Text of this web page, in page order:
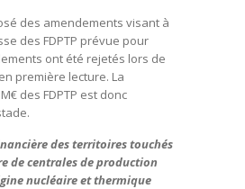
des amendements visant à
des FDPTP prévue pour
ont été rejetés lors de
première lecture. La
des FDPTP est donc
des territoires touchés
de centrales de production
nucléaire et thermique